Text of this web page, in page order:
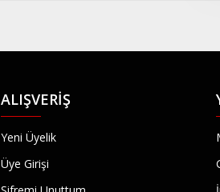
ALIŞVERIŞ
Yeni Üyelik
Üye Girişi